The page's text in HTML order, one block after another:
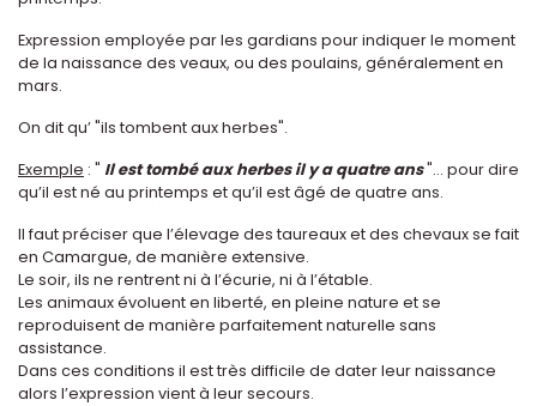
Expression employée par les gardians pour indiquer le moment
de la naissance des veaux, ou des poulains, généralement en
mars.
On dit qu’ "ils tombent aux herbes".
Exemple : " Il est tombé aux herbes il y a quatre ans"... pour dire
qu’il est né au printemps et qu’il est âgé de quatre ans.
Il faut préciser que l’élevage des taureaux et des chevaux se fait
en Camargue, de manière extensive.
Le soir, ils ne rentrent ni à l’écurie, ni à l’étable.
Les animaux évoluent en liberté, en pleine nature et se
reproduisent de manière parfaitement naturelle sans
assistance.
Dans ces conditions il est très difficile de dater leur naissance
alors l’expression vient à leur secours.